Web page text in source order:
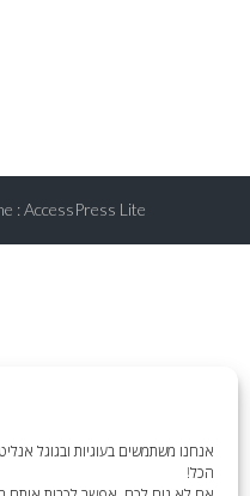
אנחנו משתמשים בעוגיות ובגוגל
הכל!
:AccessPress Lite